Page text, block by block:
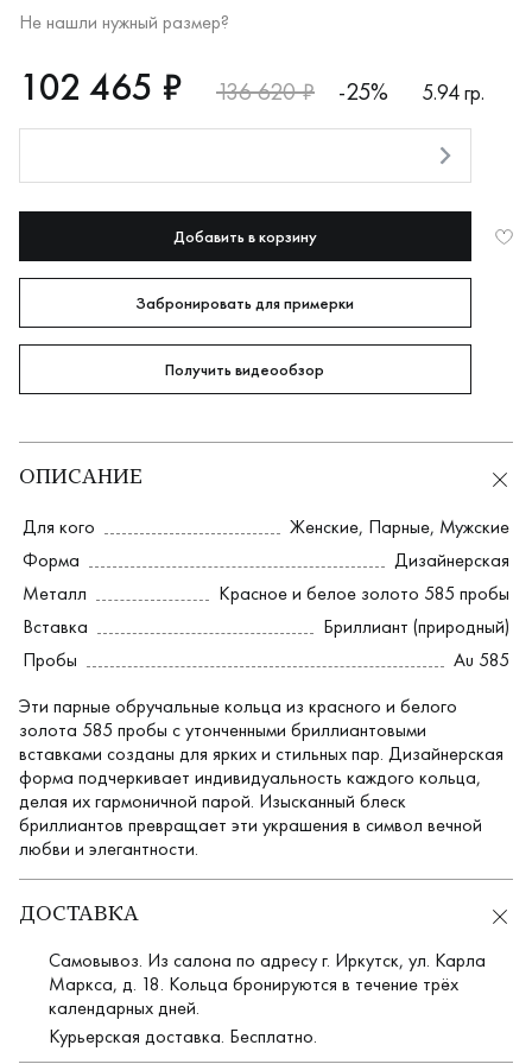
Не нашли нужный размер?
RUB
102465
102 465 ₽ 136 620 ₽ -25%
5.94 гр.
Добавить в корзину
Забронировать для примерки
Получить видеообзор
ОПИСАНИЕ
Для кого Женские, Парные, Мужские
Форма
Дизайнерская
Металл
Красное и белое золото 585 пробы
Вставка
Бриллиант (природный)
Пробы
Au 585
Эти парные обручальные кольца из красного и белого
золота 585 пробы с утонченными бриллиантовыми
вставками созданы для ярких и стильных пар. Дизайнерская
форма подчеркивает индивидуальность каждого кольца,
делая их гармоничной парой. Изысканный блеск
бриллиантов превращает эти украшения в символ вечной
любви и элегантности.
ДОСТАВКА
Самовывоз. Из салона по адресу г. Иркутск, ул. Карла
Маркса, д. 18. Кольца бронируются в течение трёх
календарных дней.
Курьерская доставка. Бесплатно.